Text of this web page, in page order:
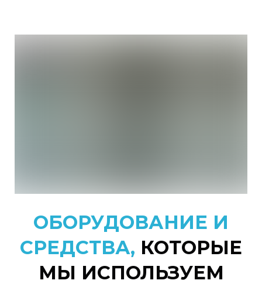
ОБОРУДОВАНИЕ И
СРЕДСТВА, КОТОРЫЕ
МЫ ИСПОЛЬЗУЕМ